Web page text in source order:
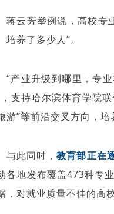
蒋云芳举例说，高校专
培养了多少人”。
“产业升级到哪里，专
支持哈尔滨体育学院
游”等前沿交叉方向，
与此同时，教育部正在
各地发布覆盖473种专
，对就业质量不佳的高